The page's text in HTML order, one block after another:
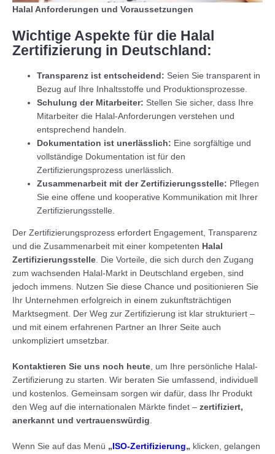
Halal Anforderungen und Voraussetzungen
Wichtige Aspekte für die Halal
Zertifizierung in Deutschland:
Transparenz ist entscheidend: Seien Sie transparent in
Bezug auf Ihre Inhaltsstoffe und Produktionsprozesse.
Schulung der Mitarbeiter: Stellen Sie sicher, dass Ihre
Mitarbeiter die Halal-Anforderungen verstehen und
entsprechend handeln.
Dokumentation ist unerlässlich: Eine sorgfältige und
vollständige Dokumentation ist für den
Zertifizierungsprozess unerlässlich.
Zusammenarbeit mit der Zertifizierungsstelle: Pflegen
Sie eine offene und kooperative Kommunikation mit Ihrer
Zertifizierungsstelle.
Der Zertifizierungsprozess erfordert Engagement, Transparenz
und die Zusammenarbeit mit einer kompetenten Halal
Zertifizierungsstelle. Die Vorteile, die sich durch den Zugang
zum wachsenden Halal-Markt in Deutschland ergeben, sind
jedoch immens. Nutzen Sie diese Chance und positionieren Sie
Ihr Unternehmen erfolgreich in einem zukunftsträchtigen
Marktsegment. Der Weg zur Zertifizierung ist klar strukturiert –
und mit einem erfahrenen Partner an Ihrer Seite auch
unkompliziert umsetzbar.
Kontaktieren Sie uns noch heute, um Ihre persönliche Halal-
Zertifizierung zu starten. Wir beraten Sie umfassend, individuell
und kostenlos. Gemeinsam sorgen wir dafür, dass Ihr Produkt
den Weg auf die internationalen Märkte findet – zertifiziert,
anerkannt und vertrauenswürdig.
Wenn Sie auf das Menü „ISO-Zertifizierung„ klicken, gelangen